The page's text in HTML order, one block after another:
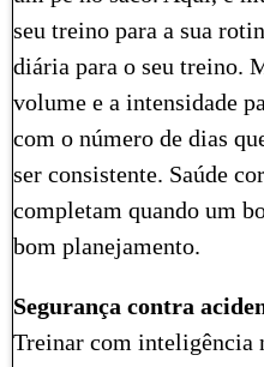
seu treino para a sua
diária para o seu treino.
volume e a intensidade
com o número de dias
ser consistente. Saúde
completam quando um
bom planejamento.
Segurança contra
Treinar com inteligência